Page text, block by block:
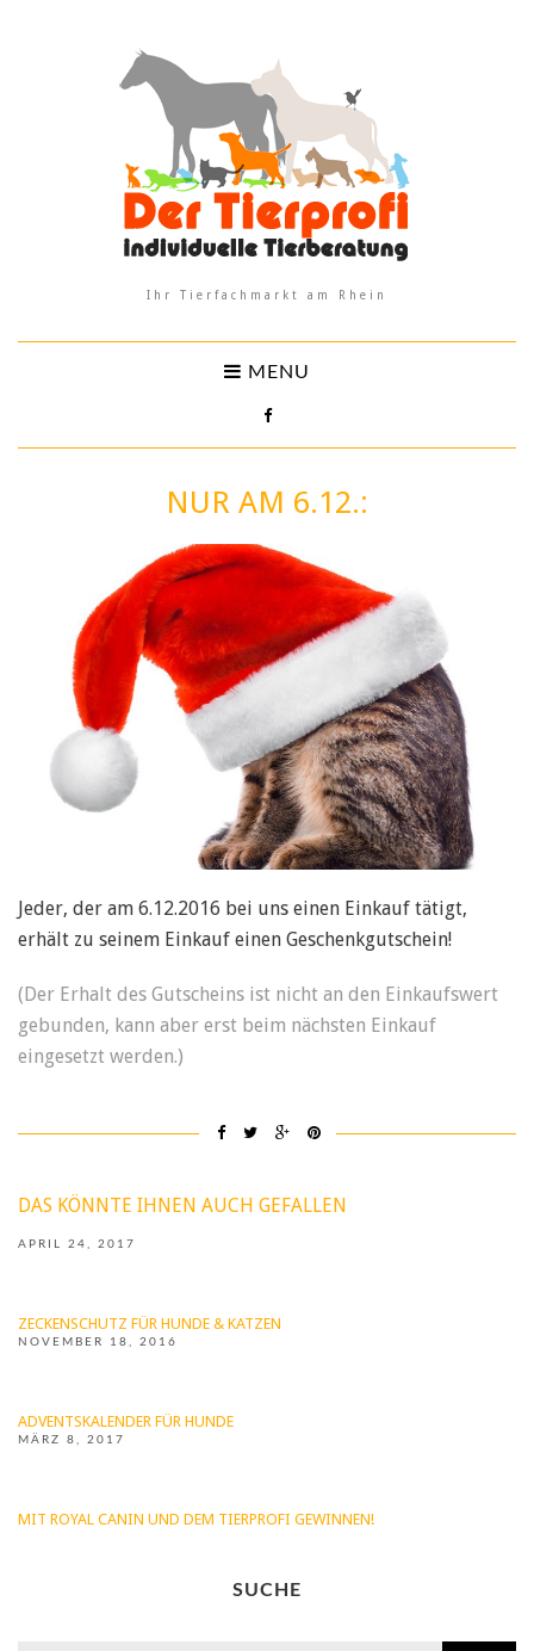
Ihr Tierfachmarkt am Rhein
MENU
NUR AM 6.12.:
Jeder, der am 6.12.2016 bei uns einen Einkauf tätigt,
erhält zu seinem Einkauf einen Geschenkgutschein!
(Der Erhalt des Gutscheins ist nicht an den Einkaufswert
gebunden, kann aber erst beim nächsten Einkauf
eingesetzt werden.)
DAS KÖNNTE IHNEN AUCH GEFALLEN
APRIL 24, 2017
ZECKENSCHUTZ FÜR HUNDE & KATZEN
NOVEMBER 18, 2016
ADVENTSKALENDER FÜR HUNDE
MÄRZ 8, 2017
MIT ROYAL CANIN UND DEM TIERPROFI GEWINNEN!
SUCHE